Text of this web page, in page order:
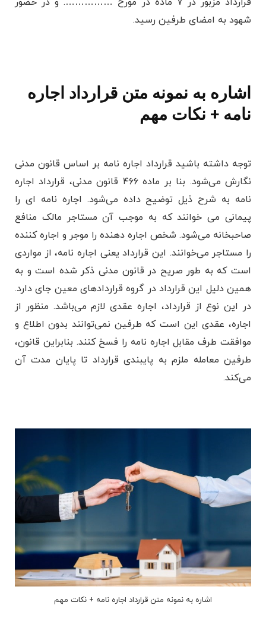
قرارداد مزبور در ۷ ماده در مورخ ……………. و در حضور
شهود به امضای طرفین رسید.
اشاره به نمونه متن قرارداد اجاره
نامه + نکات مهم
توجه داشته باشید قرارداد اجاره نامه بر اساس قانون مدنی
نگارش می‌شود. بنا بر ماده ۴۶۶ قانون مدنی، قرارداد اجاره
نامه به شرح ذیل توضیح داده می‌شود. اجاره نامه ای را
پیمانی می خوانند که به موجب آن مستاجر مالک منافع
صاحبخانه می‌شود. شخص اجاره دهنده را موجر و اجاره کننده
را مستاجر می‌خوانند. این قرارداد یعنی اجاره نامه، از مواردی
است که به طور صریح در قانون مدنی ذکر شده است و به
همین دلیل این قرارداد در گروه قراردادهای معین جای دارد.
در این نوع از قرارداد، اجاره عقدی لازم می‌باشد. منظور از
اجاره، عقدی این است که طرفین نمی‌توانند بدون اطلاع و
موافقت طرف مقابل اجاره نامه را فسخ کنند. بنابراین قانون،
طرفین معامله ملزم به پایبندی قرارداد تا پایان مدت آن
می‌کند.
اشاره به نمونه متن قرارداد اجاره نامه + نکات مهم